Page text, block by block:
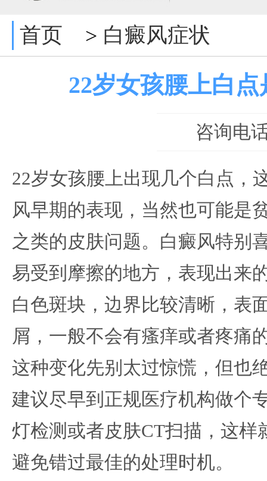
首页 > 白癜风症状
22岁女孩腰上白
咨询电
22岁女孩腰上出现几个白点，
风早期的表现，当然也可能是
之类的皮肤问题。白癜风特别
易受到摩擦的地方，表现出来
白色斑块，边界比较清晰，表
屑，一般不会有瘙痒或者疼痛
这种变化先别太过惊慌，但也
建议尽早到正规医疗机构做个
灯检测或者皮肤CT扫描，这样
避免错过最佳的处理时机。